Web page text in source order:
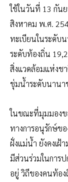
ใช้ในวันที่ 13 กัน
สิงหาคม พ.ศ.
ทะเบียนในระดับ
ระดับท้องถิ่น
สิ่งแวดล้อมแห่ง
ชุ่มน้ำระดับนานา
ในขณะที่มุมมองข
ทางการอนุรักษ์ข
ฝั่งแม่น้ำ ยังคงเฝ้
มีส่วนร่วมในการ
อยู่ วิถีของคนท้อ